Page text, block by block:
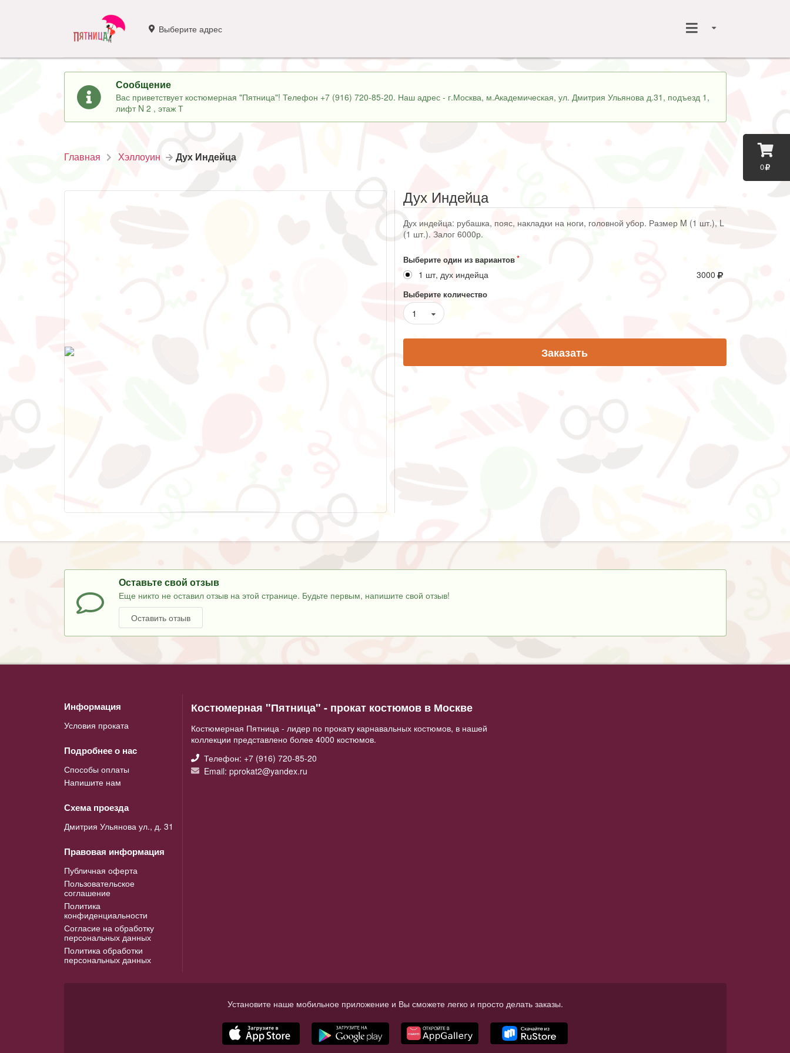
0
Выберите адрес
Сообщение
Вас приветствует костюмерная "Пятница"! Телефон +7 (916) 720-85-20. Наш адрес - г.Москва, м.Академическая, ул. Дмитрия Ульянова д.31, подъезд 1,
лифт N 2 , этаж Т
Главная Хэллоуин Дух Индейца
Дух Индейца
Дух индейца: рубашка, пояс, накладки на ноги, головной убор. Размер M (1 шт.), L
(1 шт.). Залог 6000р.
Выберите один из вариантов
1 шт, дух индейца 3000
Выберите количество
1
Заказать
Оставьте свой отзыв
Еще никто не оставил отзыв на этой странице. Будьте первым, напишите свой отзыв!
Оставить отзыв
Информация
Условия проката
Подробнее о нас
Способы оплаты
Напишите нам
Схема проезда
Дмитрия Ульянова ул., д. 31
Правовая информация
Публичная оферта
Пользовательское
соглашение
Политика
конфиденциальности
Согласие на обработку
персональных данных
Политика обработки
персональных данных
Костюмерная "Пятница" - прокат костюмов в Москве
Костюмерная Пятница - лидер по прокату карнавальных костюмов, в нашей
коллекции представлено более 4000 костюмов.
Телефон: +7 (916) 720-85-20
Email: pprokat2@yandex.ru
Установите наше мобильное приложение и Вы сможете легко и просто делать заказы.